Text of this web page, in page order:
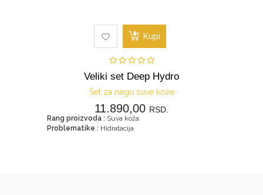
Kupi
Veliki set Deep Hydro
Set za negu suve kože
11.890,00 RSD.
Rang proizvoda : Suva koža
Problematike : Hidratacija